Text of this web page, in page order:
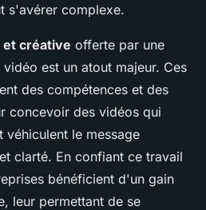
s'avérer complexe.
créative offerte par une
est un atout majeur. Ces
des compétences et des
concevoir des vidéos qui
le message
clarté. En confiant ce travail
bénéficient d'un gain
leur permettant de se